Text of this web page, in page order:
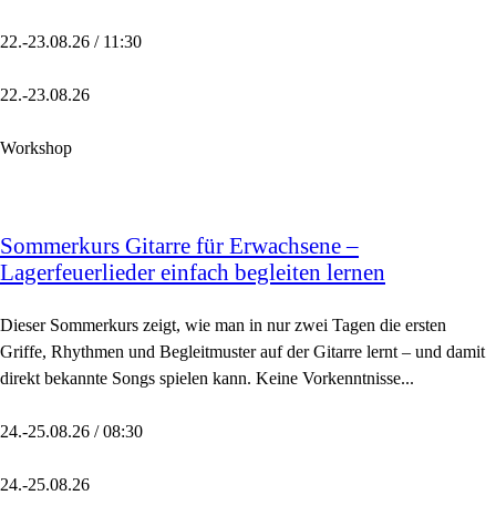
22.-23.08.26 / 11:30
22.-23.08.26
Workshop
Sommerkurs Gitarre für Erwachsene –
Lagerfeuerlieder einfach begleiten lernen
Dieser Sommerkurs zeigt, wie man in nur zwei Tagen die ersten
Griffe, Rhythmen und Begleitmuster auf der Gitarre lernt – und damit
direkt bekannte Songs spielen kann. Keine Vorkenntnisse...
24.-25.08.26 / 08:30
24.-25.08.26